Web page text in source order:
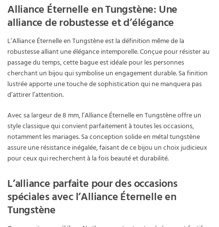
Alliance Éternelle en Tungstène: Une
alliance de robustesse et d’élégance
L’Alliance Éternelle en Tungstène est la définition même de la
robustesse alliant une élégance intemporelle. Conçue pour résister au
passage du temps, cette bague est idéale pour les personnes
cherchant un bijou qui symbolise un engagement durable. Sa finition
lustrée apporte une touche de sophistication qui ne manquera pas
d’attirer l’attention.
Avec sa largeur de 8 mm, l’Alliance Éternelle en Tungstène offre un
style classique qui convient parfaitement à toutes les occasions,
notamment les mariages. Sa conception solide en métal tungstène
assure une résistance inégalée, faisant de ce bijou un choix judicieux
pour ceux qui recherchent à la fois beauté et durabilité.
L’alliance parfaite pour des occasions
spéciales avec l’Alliance Éternelle en
Tungstène